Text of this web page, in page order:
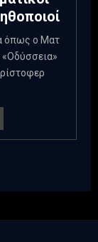
όπως ο Ματ
«Οδύσσεια»